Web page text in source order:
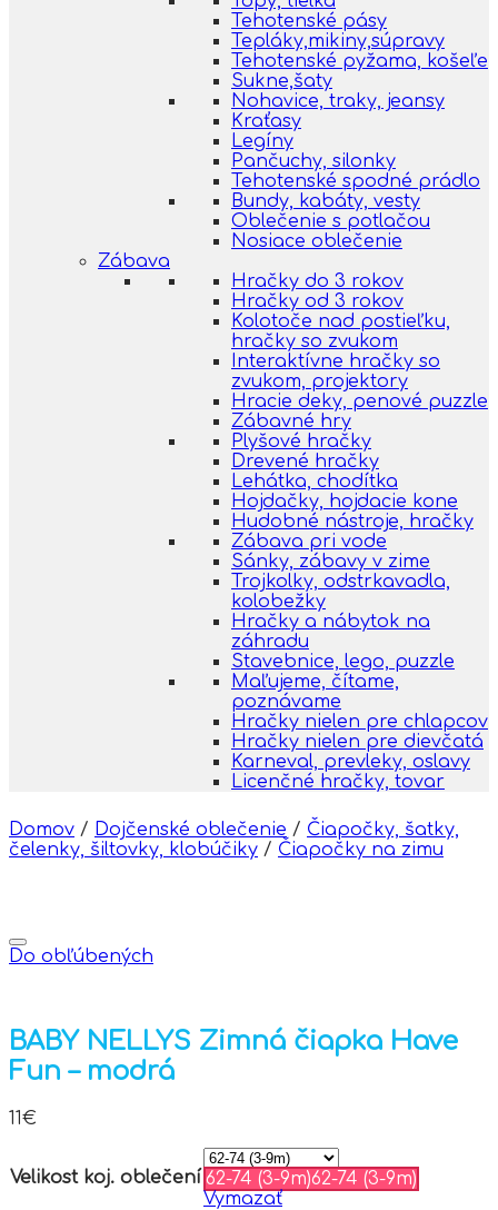
Tehotenské pásy
Tepláky,mikiny,súpravy
Tehotenské pyžama, košeľe
Sukne,šaty
Nohavice, traky, jeansy
Kraťasy
Legíny
Pančuchy, silonky
Tehotenské spodné prádlo
Bundy, kabáty, vesty
Oblečenie s potlačou
Nosiace oblečenie
Zábava
Hračky do 3 rokov
Hračky od 3 rokov
Kolotoče nad postieľku,
hračky so zvukom
Interaktívne hračky so
zvukom, projektory
Hracie deky, penové puzzle
Zábavné hry
Plyšové hračky
Drevené hračky
Lehátka, chodítka
Hojdačky, hojdacie kone
Hudobné nástroje, hračky
Zábava pri vode
Sánky, zábavy v zime
Trojkolky, odstrkavadla,
kolobežky
Hračky a nábytok na
záhradu
Stavebnice, lego, puzzle
Maľujeme, čítame,
poznávame
Hračky nielen pre chlapcov
Hračky nielen pre dievčatá
Karneval, prevleky, oslavy
Licenčné hračky, tovar
Domov / Dojčenské oblečenie / Čiapočky, šatky,
čelenky, šiltovky, klobúčiky / Čiapočky na zimu
Do obľúbených
BABY NELLYS Zimná čiapka Have
Fun – modrá
11€
Velikost koj. oblečení 62-74 (3-9m)62-74 (3-9m)
Vymazať